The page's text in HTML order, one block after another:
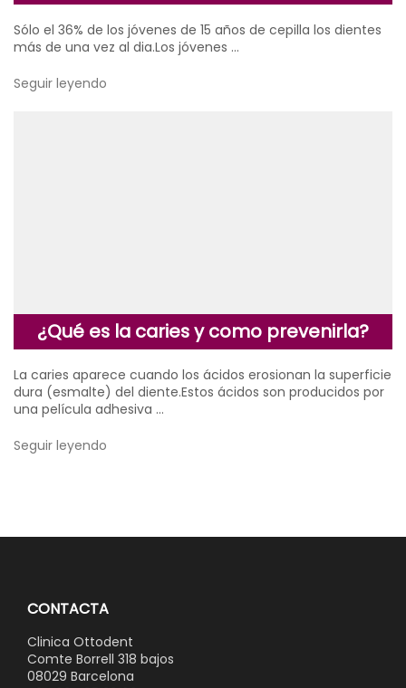
Sólo el 36% de los jóvenes de 15 años de cepilla los dientes
más de una vez al dia.Los jóvenes …
Seguir leyendo
¿Qué es la caries y como prevenirla?
La caries aparece cuando los ácidos erosionan la superficie
dura (esmalte) del diente.Estos ácidos son producidos por
una película adhesiva …
Seguir leyendo
CONTACTA
Clinica Ottodent
Comte Borrell 318 bajos
08029 Barcelona